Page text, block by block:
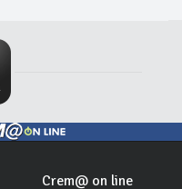
Crem@ on line